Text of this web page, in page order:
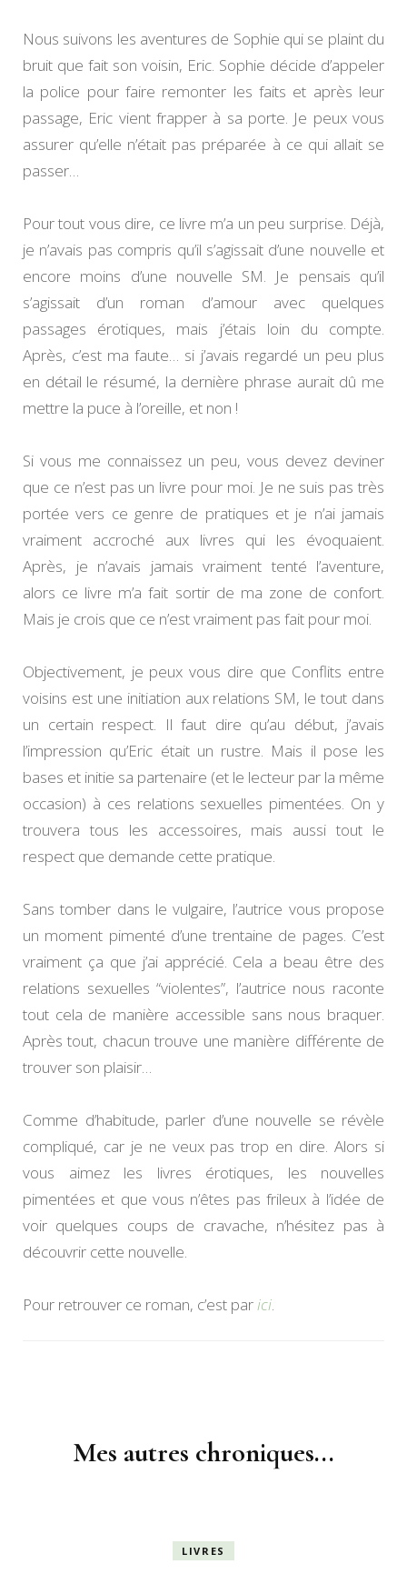
Nous suivons les aventures de Sophie qui se plaint du
bruit que fait son voisin, Eric. Sophie décide d’appeler
la police pour faire remonter les faits et après leur
passage, Eric vient frapper à sa porte. Je peux vous
assurer qu’elle n’était pas préparée à ce qui allait se
passer…
Pour tout vous dire, ce livre m’a un peu surprise. Déjà,
je n’avais pas compris qu’il s’agissait d’une nouvelle et
encore moins d’une nouvelle SM. Je pensais qu’il
s’agissait d’un roman d’amour avec quelques
passages érotiques, mais j’étais loin du compte.
Après, c’est ma faute… si j’avais regardé un peu plus
en détail le résumé, la dernière phrase aurait dû me
mettre la puce à l’oreille, et non !
Si vous me connaissez un peu, vous devez deviner
que ce n’est pas un livre pour moi. Je ne suis pas très
portée vers ce genre de pratiques et je n’ai jamais
vraiment accroché aux livres qui les évoquaient.
Après, je n’avais jamais vraiment tenté l’aventure,
alors ce livre m’a fait sortir de ma zone de confort.
Mais je crois que ce n’est vraiment pas fait pour moi.
Objectivement, je peux vous dire que Conflits entre
voisins est une initiation aux relations SM, le tout dans
un certain respect. Il faut dire qu’au début, j’avais
l’impression qu’Eric était un rustre. Mais il pose les
bases et initie sa partenaire (et le lecteur par la même
occasion) à ces relations sexuelles pimentées. On y
trouvera tous les accessoires, mais aussi tout le
respect que demande cette pratique.
Sans tomber dans le vulgaire, l’autrice vous propose
un moment pimenté d’une trentaine de pages. C’est
vraiment ça que j’ai apprécié. Cela a beau être des
relations sexuelles “violentes”, l’autrice nous raconte
tout cela de manière accessible sans nous braquer.
Après tout, chacun trouve une manière différente de
trouver son plaisir…
Comme d’habitude, parler d’une nouvelle se révèle
compliqué, car je ne veux pas trop en dire. Alors si
vous aimez les livres érotiques, les nouvelles
pimentées et que vous n’êtes pas frileux à l’idée de
voir quelques coups de cravache, n’hésitez pas à
découvrir cette nouvelle.
Pour retrouver ce roman, c’est par ici
Mes autres chroniques...
LIVRES